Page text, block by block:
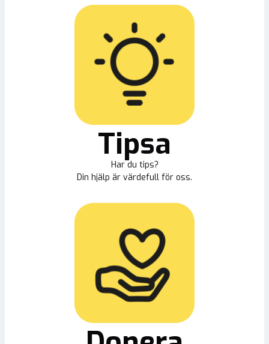
Tipsa
Har du tips?
Din hjälp är värdefull för oss.